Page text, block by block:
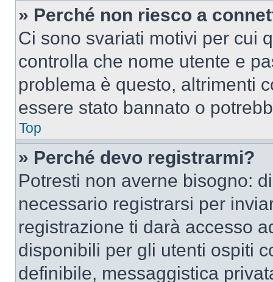
» Perché non riesco a
Ci sono svariati motivi per cui
controlla che nome utente e
problema è questo, altrimenti
essere stato bannato o
Top
» Perché devo registrarmi?
Potresti non averne bisogno:
necessario registrarsi per
registrazione ti darà accesso
disponibili per gli utenti ospiti
definibile, messaggistica